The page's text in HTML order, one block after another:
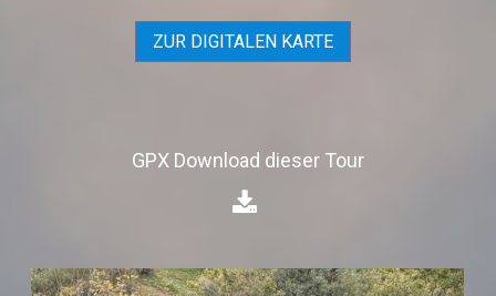
ZUR DIGITALEN KARTE
GPX Download dieser Tour